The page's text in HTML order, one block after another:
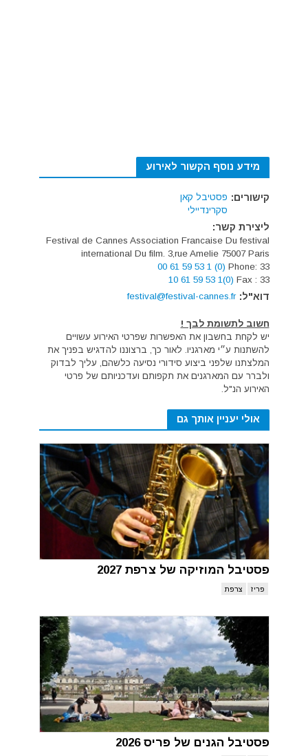
מידע נוסף הקשור לאירוע
קישורים: פסטיבל קאן
סקרינדיילי
ליצירת קשר:
Festival de Cannes Association Francaise Du festival
international Du film. 3,rue Amelie 75007 Paris
Phone: 33
(0) 1 53 59 61 00
Fax : 33
(0)1 53 59 61 10
דוא"ל: festival@festival-cannes.fr
חשוב לתשומת לבך !
יש לקחת בחשבון את האפשרות שפרטי האירוע עשויים
להשתנות ע״י מארגניו. לאור כך, ברצוננו להדגיש בפניך את
המלצתנו שלפני ביצוע סידורי נסיעה כלשהם, עליך לבדוק
ולברר עם המארגנים את תקפותם ועדכניותם של פרטי
האירוע הנ"ל.
אולי יעניין אותך גם
פסטיבל המוזיקה של צרפת 2027
פריז צרפת
פסטיבל הגנים של פריס 2026